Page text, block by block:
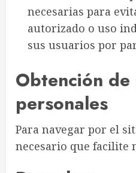
necesarias para
autorizado o uso
sus usuarios por
Obtención
personales
Para navegar por el
necesario que facilite